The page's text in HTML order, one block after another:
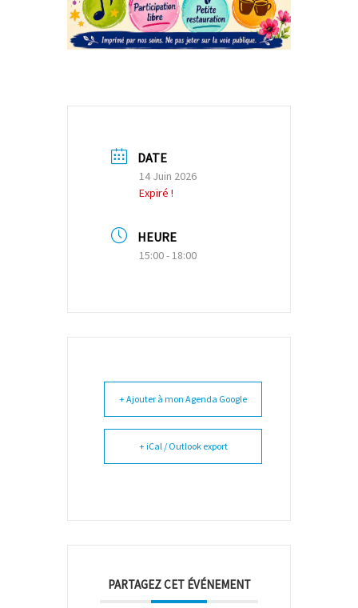
DATE
14 Juin 2026
Expiré !
HEURE
15:00 - 18:00
+ Ajouter à mon Agenda Google
+ iCal / Outlook export
PARTAGEZ CET ÉVÉNEMENT